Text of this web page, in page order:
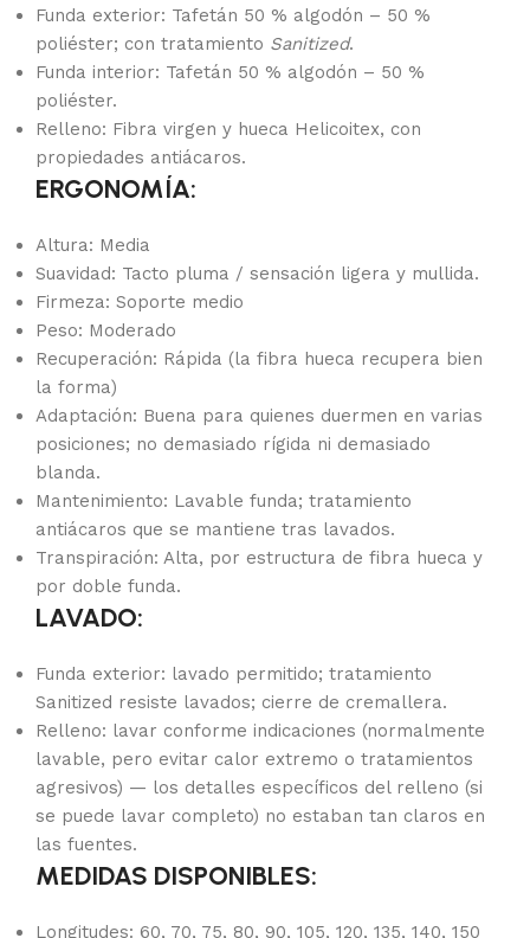
Funda exterior: Tafetán 50 % algodón – 50 %
poliéster; con tratamiento Sanitized.
Funda interior: Tafetán 50 % algodón – 50 %
poliéster.
Relleno: Fibra virgen y hueca Helicoitex, con
propiedades antiácaros.
ERGONOMÍA:
Altura: Media
Suavidad: Tacto pluma / sensación ligera y mullida.
Firmeza: Soporte medio
Peso: Moderado
Recuperación: Rápida (la fibra hueca recupera bien
la forma)
Adaptación: Buena para quienes duermen en varias
posiciones; no demasiado rígida ni demasiado
blanda.
Mantenimiento: Lavable funda; tratamiento
antiácaros que se mantiene tras lavados.
Transpiración: Alta, por estructura de fibra hueca y
por doble funda.
LAVADO:
Funda exterior: lavado permitido; tratamiento
Sanitized resiste lavados; cierre de cremallera.
Relleno: lavar conforme indicaciones (normalmente
lavable, pero evitar calor extremo o tratamientos
agresivos) — los detalles específicos del relleno (si
se puede lavar completo) no estaban tan claros en
las fuentes.
MEDIDAS DISPONIBLES:
Longitudes: 60, 70, 75, 80, 90, 105, 120, 135, 140, 150